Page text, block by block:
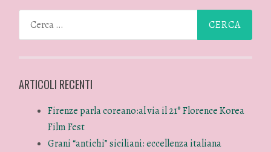
ARTICOLI RECENTI
Firenze parla coreano:al via il 21° Florence Korea
Film Fest
Grani “antichi” siciliani: eccellenza italiana